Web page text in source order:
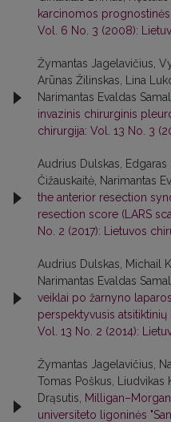
karcinomos
Vol. 6 No. 3 (2008):
Žymantas Jagelavičius,
Arūnas Žilinskas, Lina
Narimantas Evaldas
invazinis chirurginis
chirurgija: Vol. 13 No. 3
Audrius Dulskas,
Čižauskaitė, Narimantas
the anterior resection
resection score (LARS
No. 2 (2017): Lietuvos
Audrius Dulskas, Michail
Narimantas Evaldas
veiklai po žarnyno
perspektyvusis
Vol. 13 No. 2 (2014):
Žymantas Jagelavičius,
Tomas Poškus, Liudvikas
Drąsutis,
universiteto ligoninės